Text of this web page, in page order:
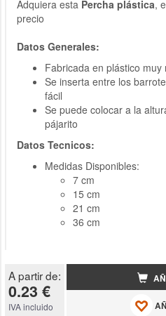
Adquiera esta Percha plástica,
precio
Datos Generales:
Fabricada en plástico muy
Se inserta entre los
fácil
Se puede colocar a la
pájarito
Datos Tecnicos:
Medidas Disponibles:
7 cm
15 cm
21 cm
36 cm
A partir de:
0.23 €
IVA incluido